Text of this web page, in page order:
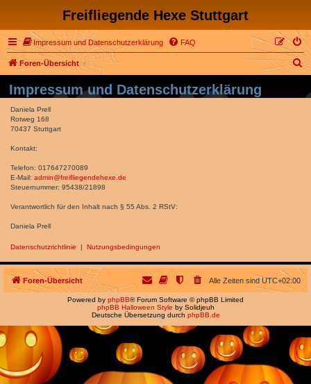
Freifliegende Hexe Stuttgart
Impressum und Datenschutzerklärung FAQ
Foren-Übersicht
S
c
Impressum und Datenschutzerklärung
Daniela Prell
Rotweg 168
70437 Stuttgart
Kontakt:
Telefon: 017647270089
E-Mail: admin@freifliegendehexe.de
Steuernummer: 95438/21898
Verantwortlich für den Inhalt nach § 55 Abs. 2 RStV:
Daniela Prell
Datenschutzrichtlinie | Nutzungsbedingungen
Foren-Übersicht Alle Zeiten sindUTC+02:00
Powered by phpBB® Forum Software © phpBB Limited
phpBB Halloween Style by Solidjeuh
Deutsche Übersetzung durch phpBB.de